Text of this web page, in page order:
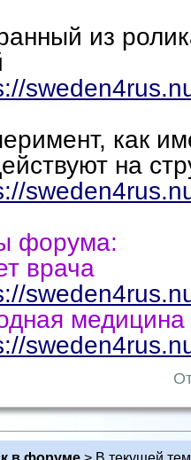
из
как
на
форума:
врача
медицина